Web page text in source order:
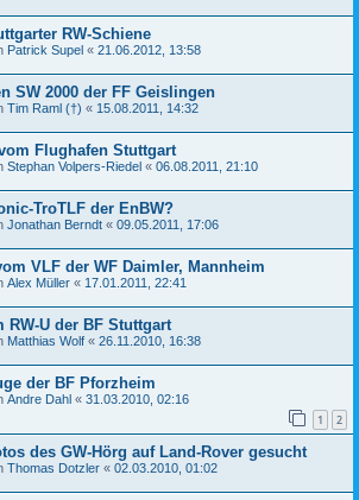
RW-Schiene
Patrick Supel « 21.06.2012, 13:58
SW 2000 der FF Geislingen
Tim Raml (†) « 15.08.2011, 14:32
Flughafen Stuttgart
Stephan Volpers-Riedel « 06.08.2011, 21:10
TroTLF der EnBW?
Jonathan Berndt « 09.05.2011, 17:06
VLF der WF Daimler, Mannheim
Alex Müller « 17.01.2011, 22:41
RW-U der BF Stuttgart
Matthias Wolf « 26.11.2010, 16:38
der BF Pforzheim
Andre Dahl « 31.03.2010, 02:16
1 2
des GW-Hörg auf Land-Rover gesucht
Thomas Dotzler « 02.03.2010, 01:02